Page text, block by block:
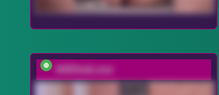
AAOneLove